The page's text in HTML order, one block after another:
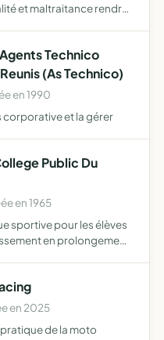
et maltraitance rendre
Technico
(As Technico)
en 1990
corporative et la gérer
Public Du
en 1965
sportive pour les élèves
en prolongement
en 2025
de la moto